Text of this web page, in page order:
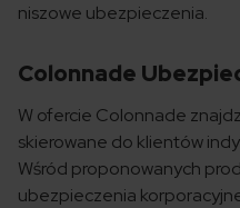
niszowe ubezpieczenia.
Colonnade
W ofercie Colonnade
skierowane do klientów
Wśród proponowanych
ubezpieczenia